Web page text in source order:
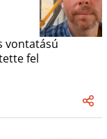
vontatású
fel